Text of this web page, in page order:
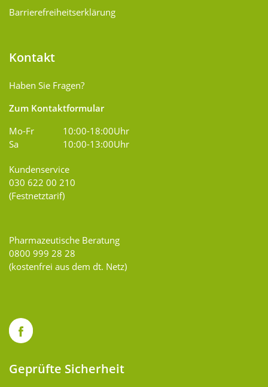
Barrierefreiheitserklärung
Kontakt
Haben Sie Fragen?
Zum Kontaktformular
Mo-Fr
10:00-18:00Uhr
Sa
10:00-13:00Uhr
Kundenservice
030 622 00 210
(Festnetztarif)
Pharmazeutische Beratung
0800 999 28 28
(kostenfrei aus dem dt. Netz)
Geprüfte Sicherheit